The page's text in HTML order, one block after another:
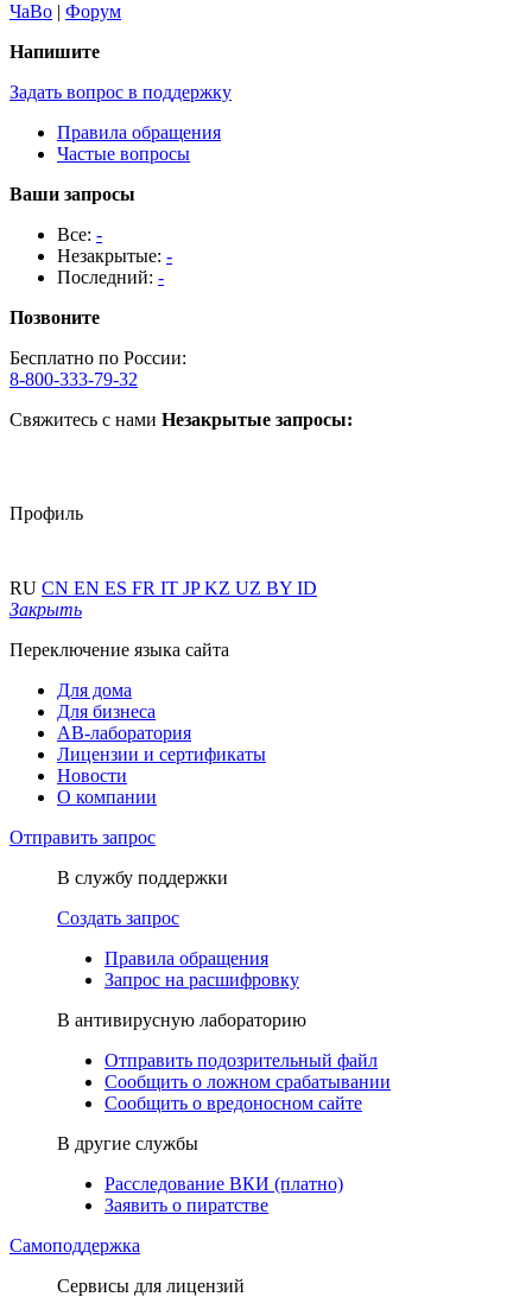
ЧаВо | Форум
Напишите
Задать вопрос в поддержку
Правила обращения
Частые вопросы
Ваши запросы
Все: -
Незакрытые: -
Последний: -
Позвоните
Бесплатно по России:
8-800-333-79-32
Свяжитесь с нами Незакрытые запросы:
Профиль
RU CN EN ES FR IT JPKZ UZ BY ID
Закрыть
Переключение языка сайта
Для дома
Для бизнеса
АВ-лаборатория
Лицензии и сертификаты
Новости
О компании
Отправить запрос
В службу поддержки
Создать запрос
Правила обращения
Запрос на расшифровку
В антивирусную лабораторию
Отправить подозрительный файл
Сообщить о ложном срабатывании
Сообщить о вредоносном сайте
В другие службы
Расследование ВКИ (платно)
Заявить о пиратстве
Самоподдержка
Сервисы для лицензий